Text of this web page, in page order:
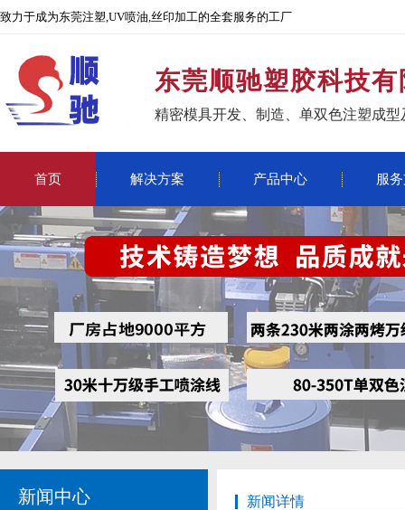
致力于成为东莞注塑,UV喷油,丝印加工的全套服务的工厂
东莞顺驰塑胶科技
精密模具开发、制造、单双色注塑成
首页 解决方案 产品中心 服
新闻中心 新闻详情